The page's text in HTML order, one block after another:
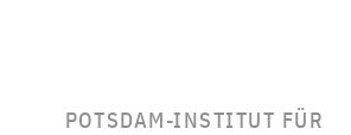
POTSDAM-INSTITUT FÜR